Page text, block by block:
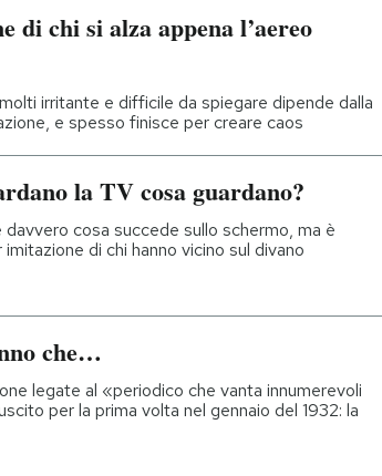
di chi si alza appena l’aereo
irritante e difficile da spiegare dipende dalla
e spesso finisce per creare caos
la TV cosa guardano?
cosa succede sullo schermo, ma è
di chi hanno vicino sul divano
che…
legate al «periodico che vanta innumerevoli
per la prima volta nel gennaio del 1932: la